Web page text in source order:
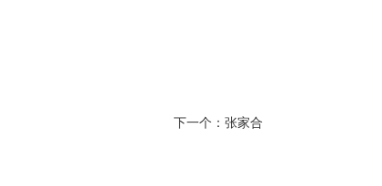
下一个： 张家合